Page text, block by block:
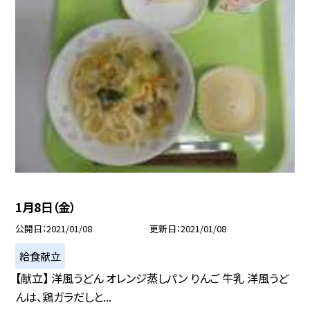
1月8日（金）
公開日 2021/01/08 更新日 2021/01/08
給食献立
【献立】 洋風うどん オレンジ蒸しパン りんご 牛乳 洋風うど
んは、鶏ガラだしと...